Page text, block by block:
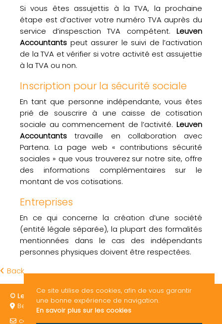
Si vous êtes assujettis à la TVA, la prochaine
étape est d’activer votre numéro TVA auprès du
service d’inspesction TVA compétent. Leuven
Accountants peut assurer le suivi de l’activation
de la TVA et vérifier si votre activité est assujettie
à la TVA ou non.
Inscription pour la sécurité sociale
En tant que personne indépendante, vous êtes
prié de souscrire à une caisse de cotisation
sociale au commencement de l’activité. Leuven
Accountants travaille en collaboration avec
Partena. La page web « contributions sécurité
sociales » que vous trouverez sur notre site, offre
des informations complémentaires sur le
montant de vos cotisations.
Entreprises
En ce qui concerne la création d’une société
(entité légale séparée), la plupart des formalités
mentionnées dans le cas des indépendants
personnes physiques doivent être respectées.
Back
© Leuven Accountants 2026 ITAA / EPHEC
RGPD
Bergstraat 119 3010 Leuven Belgique
consult@leuven-accountants.be
Ce site utilise des cookies, afin de vous garantir
une bonne expérience de navigation.
En savoir plus sur les cookies